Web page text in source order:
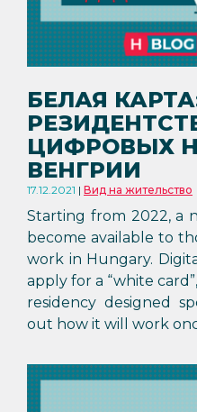
БЕЛАЯ
ЦИФРОВЫХ
ВЕНГРИИ
17.12.2021 Вид на жительство
Starting from 2022, a
become available to
work in Hungary.
apply for a “white
residency designed
out how it will work